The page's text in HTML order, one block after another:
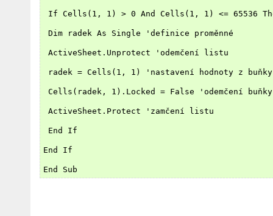
If Cells(1, 1) > 0 And Cells(1, 1) <= 65536
Dim radek As Single 'definice proměnné
ActiveSheet.Unprotect 'odemčení listu
radek = Cells(1, 1) 'nastavení hodnoty z buňky
Cells(radek, 1).Locked = False 'odemčení
ActiveSheet.Protect 'zamčení listu
End If
End If
End Sub